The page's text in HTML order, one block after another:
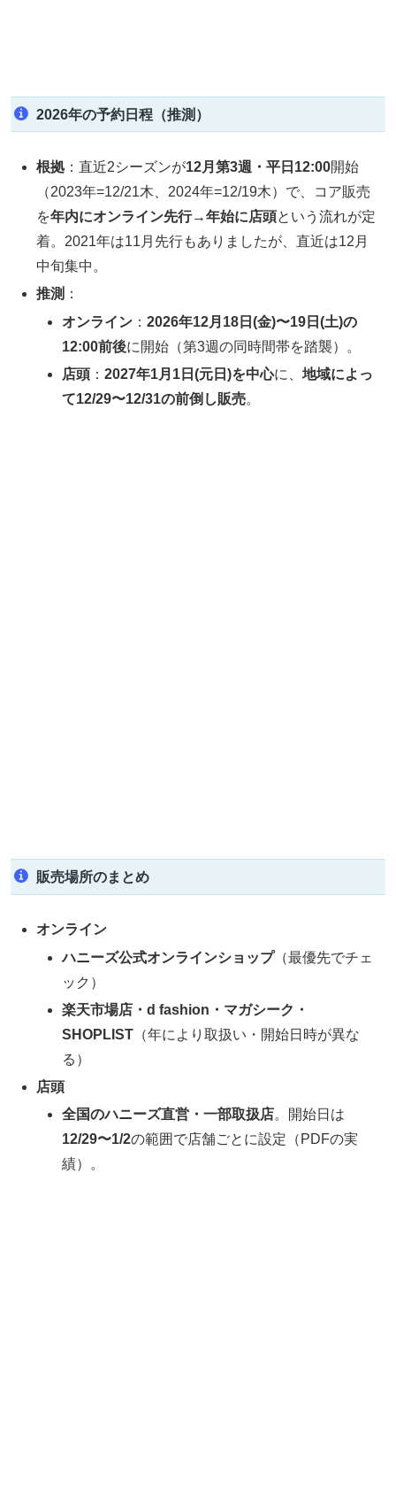
2026年の予約日程（推測）
根拠 ：直近2シーズンが12月第3週・平日12:00開始
（2023年=12/21木、2024年=12/19木）で、コア販売
を年内にオンライン先行→年始に店頭という流れが定
着。2021年は11月先行もありましたが、直近は12月
中旬集中。
推測 ：
オンライン ：2026年12月18日(金)〜19日(土)の
12:00前後に開始（第3週の同時間帯を踏襲）。
店頭 ：2027年1月1日(元日)を中心に、地域によっ
て12/29〜12/31の前倒し販売。
販売場所のまとめ
オンライン
ハニーズ公式オンラインショップ（最優先でチェ
ック）
楽天市場店・d fashion・マガシーク・
SHOPLIST （年により取扱い・開始日時が異な
る）
店頭
全国のハニーズ直営・一部取扱店。開始日は
12/29〜1/2の範囲で店舗ごとに設定（PDFの実
績）。